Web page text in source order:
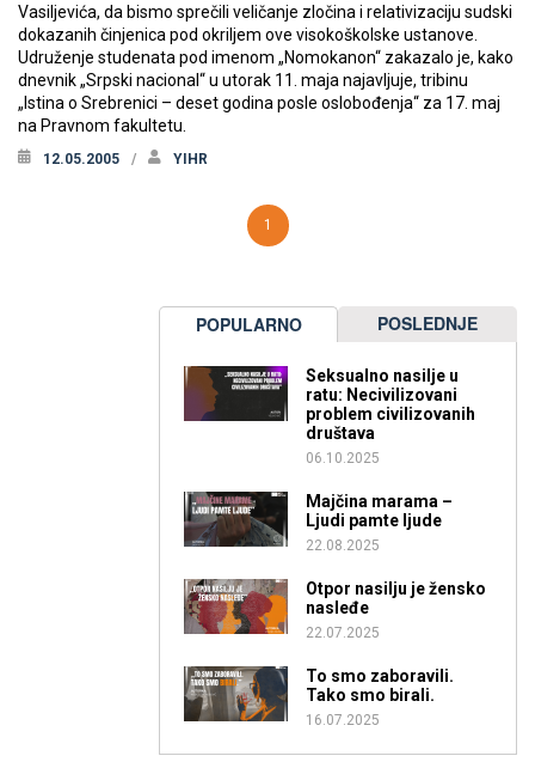
Vasiljevića, da bismo sprečili veličanje zločina i relativizaciju sudski
dokazanih činjenica pod okriljem ove visokoškolske ustanove.
Udruženje studenata pod imenom „Nomokanon“ zakazalo je, kako
dnevnik „Srpski nacional“ u utorak 11. maja najavljuje, tribinu
„Istina o Srebrenici – deset godina posle oslobođenja“ za 17. maj
na Pravnom fakultetu.
12.05.2005 YIHR
1
POPULARNO POSLEDNJE
Seksualno nasilje u
ratu: Necivilizovani
problem civilizovanih
društava
06.10.2025
Majčina marama –
Ljudi pamte ljude
22.08.2025
Otpor nasilju je žensko
nasleđe
22.07.2025
To smo zaboravili.
Tako smo birali.
16.07.2025